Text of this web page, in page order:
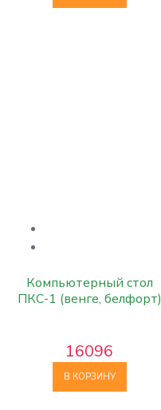
Компьютерный стол
ПКС-1 (венге, белфорт)
16096
В КОРЗИНУ